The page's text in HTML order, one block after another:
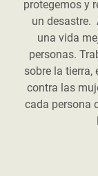
protegemos y
un desastre.
una vida
personas.
sobre la
contra las
cada persona